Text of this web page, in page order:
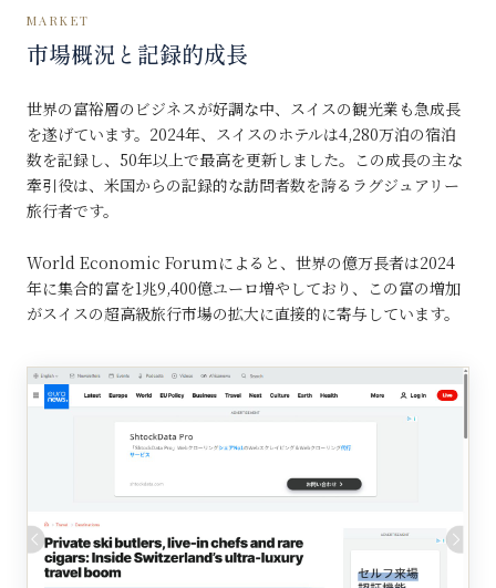
MARKET
市場概況と記録的成長
世界の富裕層のビジネスが好調な中、スイスの観光業も急成長
を遂げています。2024年、スイスのホテルは4,280万泊の宿泊
数を記録し、50年以上で最高を更新しました。この成長の主な
牽引役は、米国からの記録的な訪問者数を誇るラグジュアリー
旅行者です。
World Economic Forumによると、世界の億万長者は2024
年に集合的富を1兆9,400億ユーロ増やしており、この富の増加
がスイスの超高級旅行市場の拡大に直接的に寄与しています。